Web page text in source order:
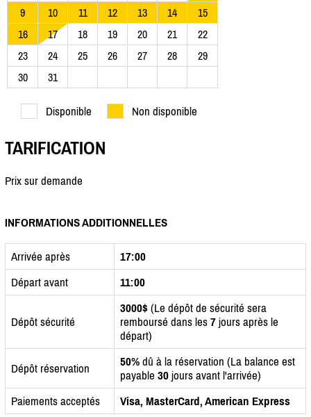
9
10 11 12 13 14
15
16
17 18 19 20 21
22
23
24 25 26 27 28
29
30
31
Disponible Non disponible
TARIFICATION
Prix sur demande
INFORMATIONS ADDITIONNELLES
Arrivée après
17:00
Départ avant
11:00
Dépôt sécurité
3000$ (Le dépôt de sécurité sera
remboursé dans les 7 jours après le
départ)
Dépôt réservation 50% dû à la réservation (La balance est
payable 30 jours avant l'arrivée)
Paiements acceptés
Visa, MasterCard, American Express